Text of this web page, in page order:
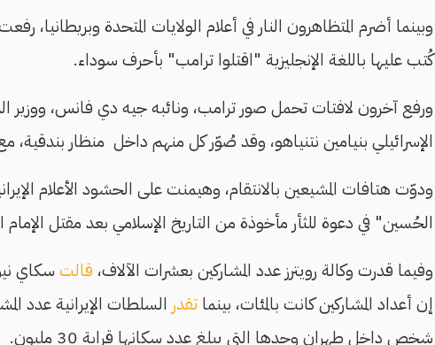
وبينما أضرم المتظاهرون النار في أعلام الولايات المتحدة
كُتب عليها باللغة الإنجليزية "اقتلوا ترامب" بأحرف سوداء.
ورفع آخرون لافتات تحمل صور ترامب، ونائبه جيه دي فانس، ووزير
الإسرائيلي بنيامين نتنياهو، وقد صُوّر كل منهم داخل منظار بندقية،
ودوّت هتافات المشيعين بالانتقام، وهيمنت على الحشود الأعلام
الحُسين" في دعوة للثأر مأخوذة من التاريخ الإسلامي بعد مقتل الإمام
وفيما قدرت وكالة رويترز عدد المشاركين بعشرات الآلاف، قالتسكاي
إن أعداد المشاركين كانت بالمئات، بينما تقدر السلطات الإيرانية عدد
شخص داخل طهران وحدها التي يبلغ عدد سكانها قرابة 30 مليون.